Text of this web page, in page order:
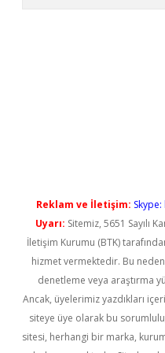
Reklam ve İletişim:
Uyarı: Sitemiz, 5651 Sayılı
İletişim Kurumu (BTK)
hizmet vermektedir. Bu
denetleme veya araştırma
Ancak, üyelerimiz yazdıkları
siteye üye olarak bu
sitesi, herhangi bir marka,